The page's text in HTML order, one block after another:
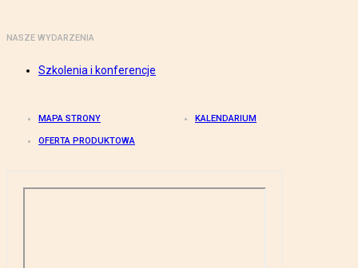
NASZE WYDARZENIA
Szkolenia i konferencje
MAPA STRONY KALENDARIUM
OFERTA PRODUKTOWA